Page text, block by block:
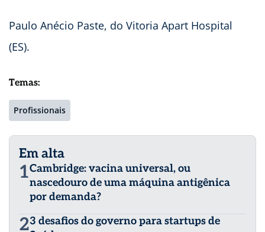
Paulo Anécio Paste, do Vitoria Apart Hospital
(ES).
Temas:
Profissionais
Em alta
1Cambridge: vacina universal, ou
nascedouro de uma máquina antigênica
por demanda?
23 desafios do governo para startups de